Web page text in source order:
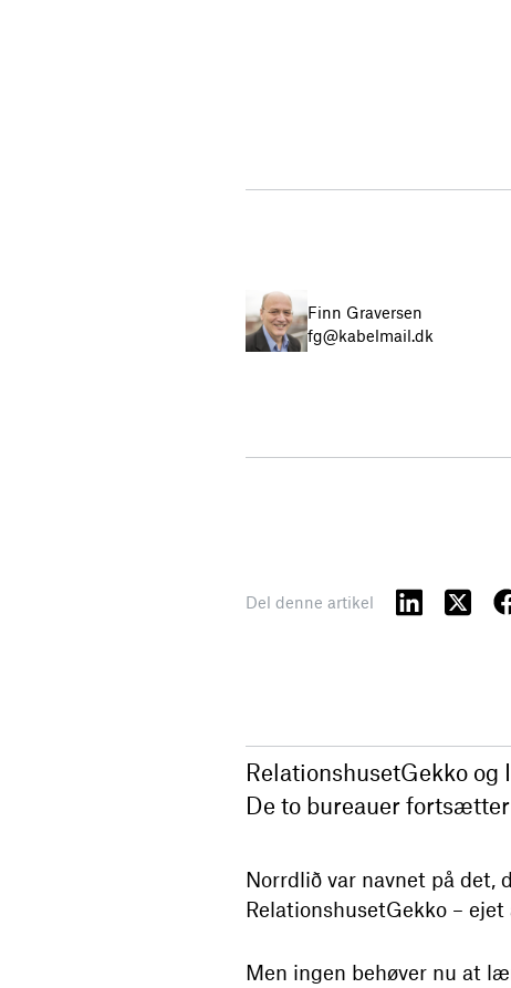
Finn Graversen
fg@kabelmail.dk
Del denne artikel
RelationshusetGekko og
De to bureauer
Norrdlið var navnet på det,
RelationshusetGekko –
Men ingen behøver nu at